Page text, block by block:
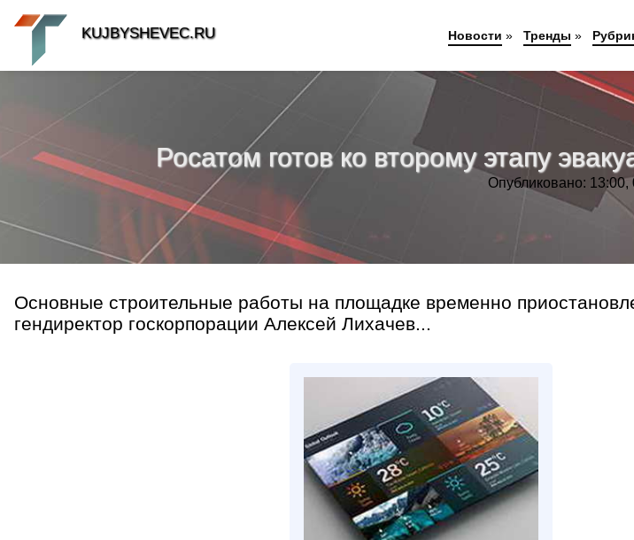
Росатом готов ко второму этапу
Опубликовано: 13:00,
Основные строительные работы на площадке временно
гендиректор госкорпорации Алексей Лихачев...
KUJBYSHEVEC.RU Новости » Тренды »